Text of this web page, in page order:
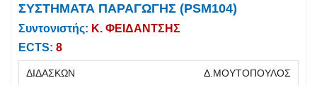
ΣΥΣΤΗΜΑΤΑ ΠΑΡΑΓΩΓΗΣ (PSM104)
Συντονιστής: Κ. ΦΕΙΔΑΝΤΣΗΣ
ECTS: 8
Δ.ΜΟΥΤΟΠΟΥΛΟΣ